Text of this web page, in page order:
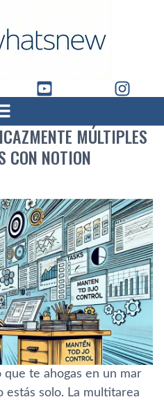
MÚLTIPLES
CON NOTION
que te ahogas en un mar
estás solo. La multitarea